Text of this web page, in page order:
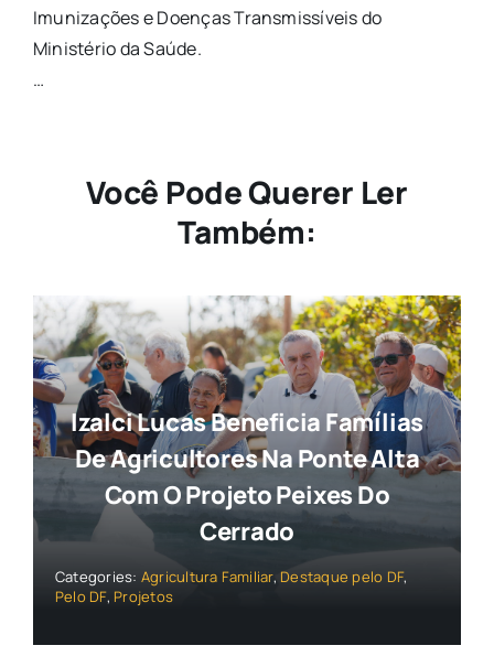
Imunizações e Doenças Transmissíveis do
Ministério da Saúde.
…
Você Pode Querer Ler
Também:
Izalci Lucas Beneficia Famílias
De Agricultores Na Ponte Alta
Com O Projeto Peixes Do
Cerrado
Categories: Agricultura Familiar,Destaque pelo DF,
Pelo DF, Projetos